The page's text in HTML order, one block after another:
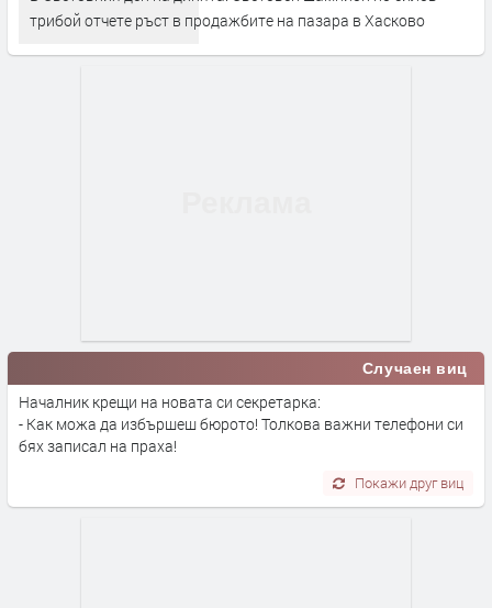
трибой отчете ръст в продажбите на пазара в Хасково
Случаен виц
Началник крещи на новата си секретарка:
- Как можа да избършеш бюрото! Толкова важни телефони си
бях записал на праха!
Покажи друг виц